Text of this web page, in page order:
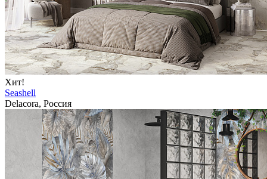
Хит!
Seashell
Delacora, Россия